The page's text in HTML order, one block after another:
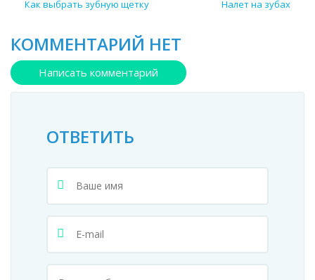
Как выбрать зубную щетку Налет на зубах
КОММЕНТАРИЙ НЕТ
Написать комментарий
ОТВЕТИТЬ